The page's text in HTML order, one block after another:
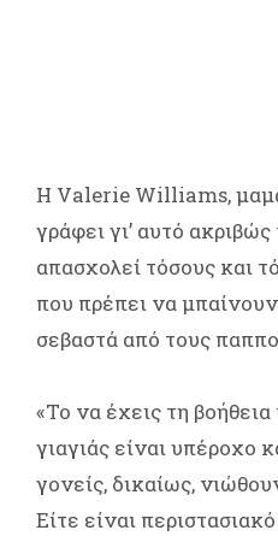
Η Valerie Williams,
γράφει γι’ αυτό
απασχολεί τόσους και
που πρέπει να
σεβαστά από τους
«Το να έχεις τη
γιαγιάς είναι υπέροχο
γονείς, δικαίως,
Είτε είναι